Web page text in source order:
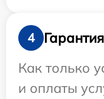
4
Гарантия
Как только
и оплаты